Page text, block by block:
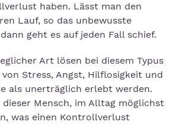
haben. Lässt man den
Lauf, so das unbewusste
geht es auf jeden Fall schief.
Art lösen bei diesem Typus
Stress, Angst, Hilflosigkeit und
als unerträglich erlebt werden.
Mensch, im Alltag möglichst
was einen Kontrollverlust